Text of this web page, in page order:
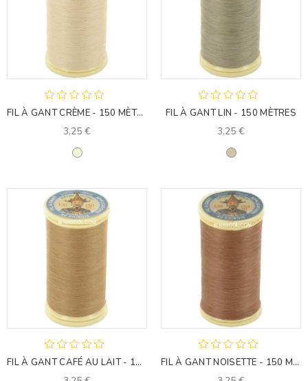
FIL À GANT CRÈME - 150 MÈTRES
3,25 €
Beige
FIL À GANT LIN - 150 MÈTRES
3,25 €
Taupe
FIL À GANT CAFÉ AU LAIT - 150 MÈTRES FIL À GANT NOISETTE - 150 MÈTRES